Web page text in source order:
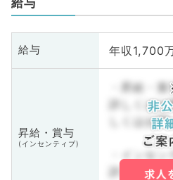
給与
給与 年収1,700
昇給・賞与
(インセンティブ)
・昇給・賞
詳しくは
しくはお
・インセ
詳しくは